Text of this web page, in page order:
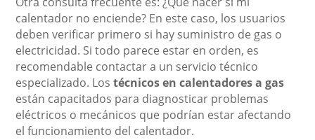
calentador no enciende? En este caso, los usuarios
deben verificar primero si hay suministro de gas o
electricidad. Si todo parece estar en orden, es
recomendable contactar a un servicio técnico
especializado. Lostécnicos en calentadores a gas
están capacitados para diagnosticar problemas
eléctricos o mecánicos que podrían estar afectando
el funcionamiento del calentador.